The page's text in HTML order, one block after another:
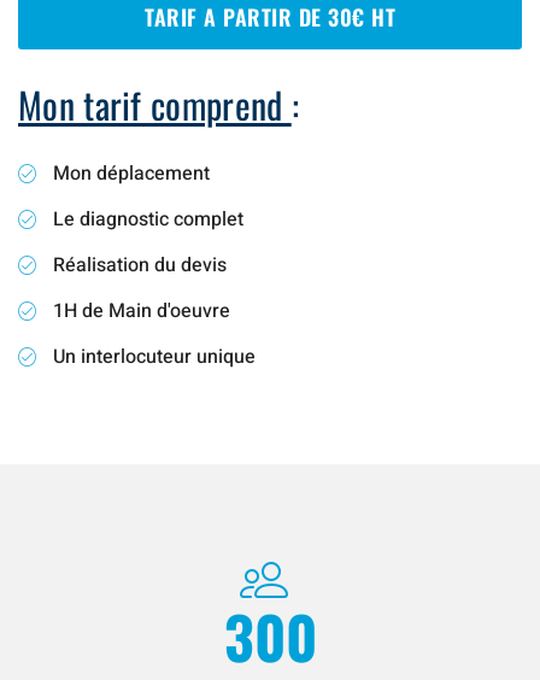
TARIF A PARTIR DE 30€ HT
Mon tarif comprend :
Mon déplacement
Le diagnostic complet
Réalisation du devis
1H de Main d'oeuvre
Un interlocuteur unique
300